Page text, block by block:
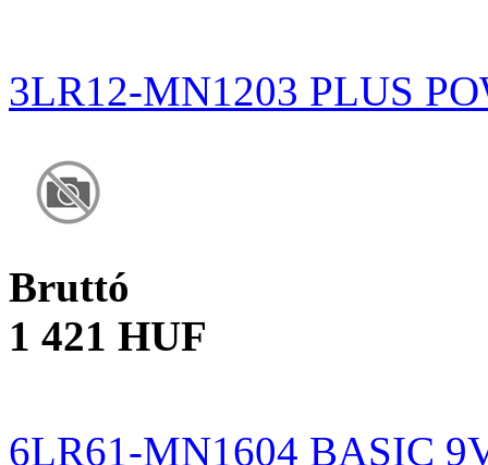
3LR12-MN1203 PLUS
Bruttó
1 421 HUF
6LR61-MN1604 BASIC